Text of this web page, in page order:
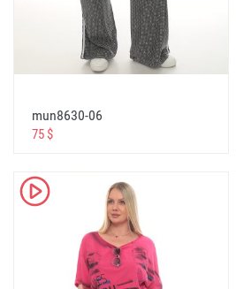
stella clothing turkey official
стелла одежда турция
الرسمي لملابس ستيلا تركيا
Andorra
büyük beden kadın giyim stella
big size women clothing stella
женская одежда большого
كبيرة الحجم ماركة ستيلا
B&G Store, Bagiza Toptan
mun8630-06
75 $
K